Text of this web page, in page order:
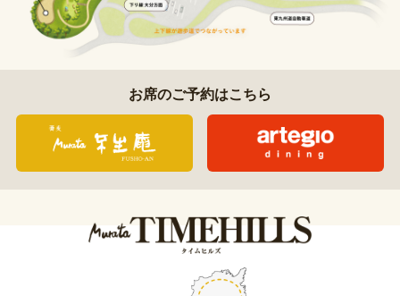
施設案内 交通アクセス
お問い合わせ
お席のご予約はこちら